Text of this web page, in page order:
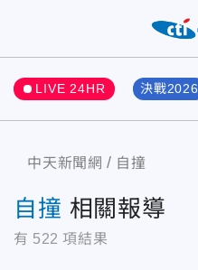
LIVE 24HR 決戰2026
中天新聞網 自撞
自撞 相關報導
有 522 項結果